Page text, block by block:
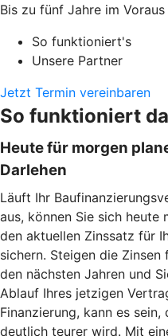
Bis zu fünf Jahre im
So funktioniert's
Unsere Partner
Jetzt Termin vereinbaren
So funktioniert
Heute für morgen
Darlehen
Läuft Ihr
aus, können Sie sich heute
den aktuellen Zinssatz für
sichern. Steigen die
den nächsten Jahren und
Ablauf Ihres jetzigen
Finanzierung, kann es
deutlich teurer wird. Mit